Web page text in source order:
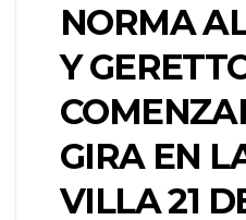
NORMA
Y
GIRA EN
VILLA 21